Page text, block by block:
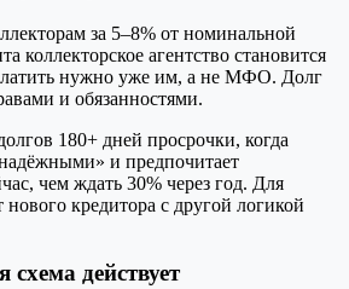
за 5–8% от номинальной
коллекторское агентство становится
нужно уже им, а не МФО. Долг
и обязанностями.
180+ дней просрочки, когда
и предпочитает
чем ждать 30% через год. Для
нового кредитора с другой логикой
действует